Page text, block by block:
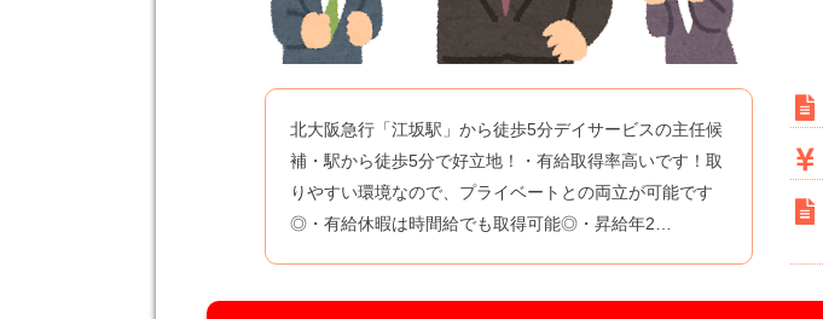
北大阪急行「江坂駅」から徒歩5分デイサービスの主任候
補・駅から徒歩5分で好立地！・有給取得率高いです！取
りやすい環境なので、プライベートとの両立が可能です
◎・有給休暇は時間給でも取得可能◎・昇給年2…